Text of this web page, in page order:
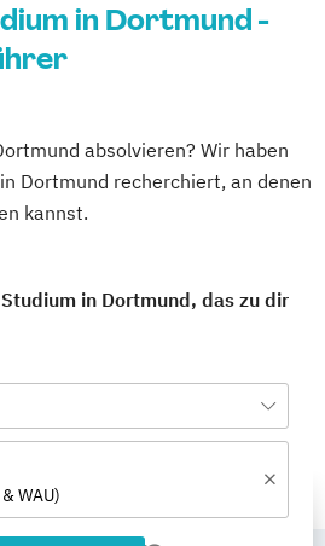
in Dortmund -
absolvieren? Wir haben
Dortmund recherchiert, an denen
kannst.
in Dortmund, das zu dir
WAU)